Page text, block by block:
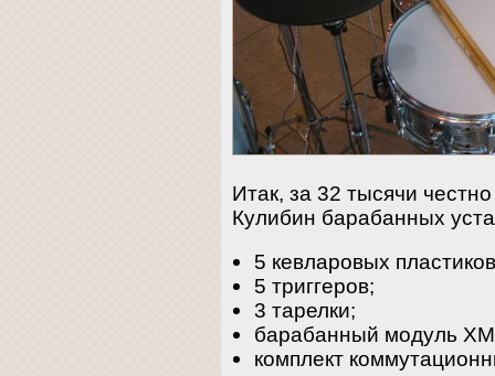
Итак, за 32 тысячи
Кулибин барабанных
5 кевларовых
5 триггеров;
3 тарелки;
барабанный модуль
комплект